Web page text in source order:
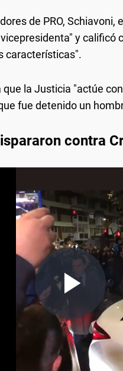
de PRO,
y calificó
características".
la Justicia "actúe
fue detenido un
contra